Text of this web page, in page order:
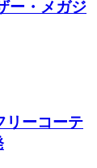
ー・メガジ
リーコーテ